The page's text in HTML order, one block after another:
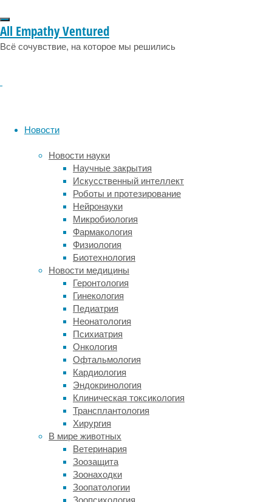
All Empathy Ventured
Всё сочувствие, на которое мы решились
Новости
Новости науки
Научные закрытия
Искусственный интеллект
Роботы и протезирование
Нейронауки
Микробиология
Фармакология
Физиология
Биотехнология
Новости медицины
Геронтология
Гинекология
Педиатрия
Неонатология
Психиатрия
Онкология
Офтальмология
Кардиология
Эндокринология
Клиническая токсикология
Трансплантология
Хирургия
В мире животных
Ветеринария
Зоозащита
Зоонаходки
Зоопатологии
Зоопсихология
American
Journal
Брайана
(Brian
Primack)
коллег
говорится,
много
времени
проводят
социальных
сетях,
сильнее
страдают
одиночества.
Исследователи
опросили
более
700
человек